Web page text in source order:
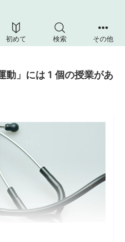
初めて 検索 その他
動」には 1 個の授業があ